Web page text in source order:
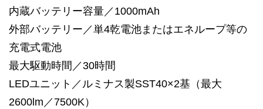
内蔵バッテリー容量／1000mAh
外部バッテリー／単4乾電池またはエネループ等の
充電式電池
最大駆動時間／30時間
LEDユニット／ルミナス製SST40×2基（最大
2600lm／7500K）